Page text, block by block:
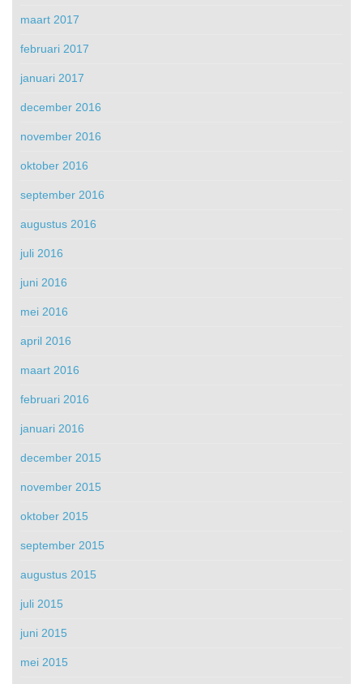
maart 2017
februari 2017
januari 2017
december 2016
november 2016
oktober 2016
september 2016
augustus 2016
juli 2016
juni 2016
mei 2016
april 2016
maart 2016
februari 2016
januari 2016
december 2015
november 2015
oktober 2015
september 2015
augustus 2015
juli 2015
juni 2015
mei 2015